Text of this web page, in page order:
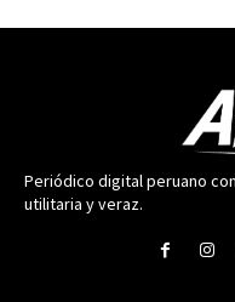
Periódico digital peruano
utilitaria y veraz.